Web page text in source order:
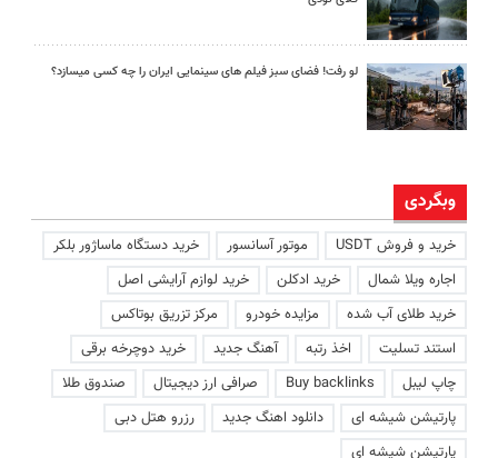
لو رفت! فضای سبز فیلم های سینمایی ایران را چه کسی میسازد؟
وبگردی
خرید و فروش USDT موتور آسانسور
خرید دستگاه ماساژور بلکر
اجاره ویلا شمال
خرید ادکلن
خرید لوازم آرایشی اصل
خرید طلای آب شده
مزایده خودرو
مرکز تزریق بوتاکس
استند تسلیت
اخذ رتبه آهنگ جدید
خرید دوچرخه برقی
چاپ لیبل
Buy backlinks صرافی ارز دیجیتال
صندوق طلا
پارتیشن شیشه ای
دانلود اهنگ جدید
رزرو هتل دبی
پارتیشن شیشه ای